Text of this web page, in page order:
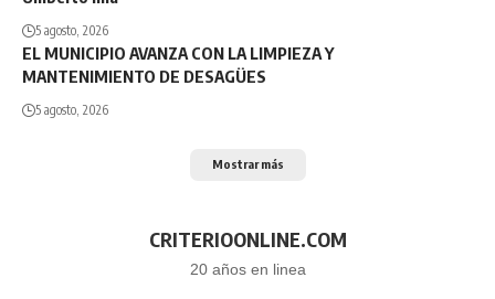
5 agosto, 2026
EL MUNICIPIO AVANZA CON LA LIMPIEZA Y
MANTENIMIENTO DE DESAGÜES
5 agosto, 2026
Mostrar más
CRITERIOONLINE.COM
20 años en linea